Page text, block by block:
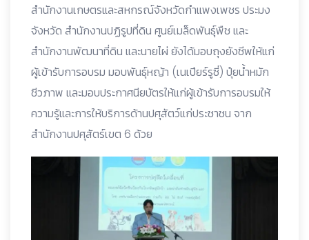
สำนักงานเกษตรและสหกรณ์จังหวัดกำแพงเพชร ประมง
จังหวัด สำนักงานปฏิรูปที่ดิน ศูนย์เมล็ดพันธุ์พืช และ
สำนักงานพัฒนาที่ดิน และนายไผ่ ยังได้มอบถุงยังชีพให้แก่
ผู้เข้ารับการอบรม มอบพันธุ์หญ้า (เนเปียร์รูซี่) ปุ๋ยน้ำหมัก
ชีวภาพ และมอบประกาศนียบัตรให้แก่ผู้เข้ารับการอบรมให้
ความรู้และการให้บริการด้านปศุสัตว์แก่ประชาชน จาก
สำนักงานปศุสัตร์เขต 6 ด้วย